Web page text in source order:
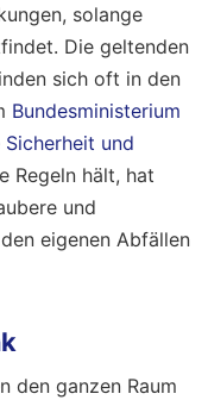
solange
Die geltenden
sich oft in den
Bundesministerium
und
Regeln hält, hat
und
eigenen Abfällen
den ganzen Raum